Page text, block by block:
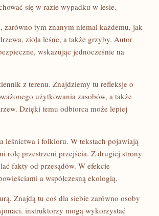
się w razie wypadku w lesie.
zarówno tym znanym niemal każdemu, jak
zioła leśne, a także grzyby. Autor
wskazując jednocześnie na
z terenu. Znajdziemy tu refleksje o
użytkowania zasobów, a także
Dzięki temu odbiorca może lepiej
leśnictwa i folkloru. W tekstach pojawiają
rolę przestrzeni przejścia. Z drugiej strony
fakty od przesądów. W efekcie
a współczesną ekologią.
Znajdą tu coś dla siebie zarówno osoby
instruktorzy mogą wykorzystać